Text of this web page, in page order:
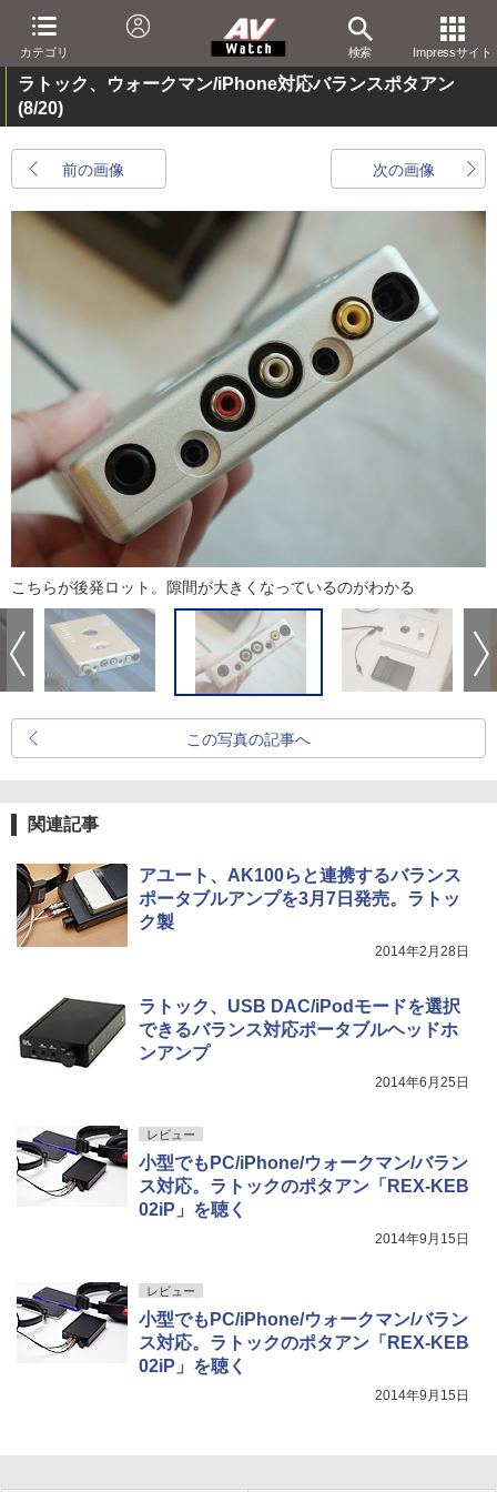
カテゴリ 検索 Impressサイト
ラトック、ウォークマン/iPhone対応バランスポタアン
(8/20)
前の画像 次の画像
こちらが後発ロット。隙間が大きくなっているのがわかる
この写真の記事へ
関連記事
アユート、AK100らと連携するバランス
ポータブルアンプを3月7日発売。ラトッ
ク製
2014年2月28日
ラトック、USB DAC/iPodモードを選択
できるバランス対応ポータブルヘッドホ
ンアンプ
2014年6月25日
レビュー
小型でもPC/iPhone/ウォークマン/バラン
ス対応。ラトックのポタアン「REX-KEB
02iP」を聴く
2014年9月15日
レビュー
小型でもPC/iPhone/ウォークマン/バラン
ス対応。ラトックのポタアン「REX-KEB
02iP」を聴く
2014年9月15日